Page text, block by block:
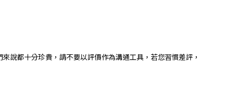
說都十分珍貴，請不要以評價作為溝通工具，若您習慣差評，